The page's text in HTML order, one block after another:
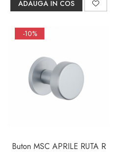
ADAUGA IN COS
-10%
Buton MSC APRILE RUTA R